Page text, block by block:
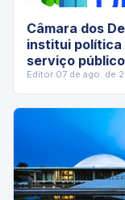
Câmara dos
institui política
serviço público
Editor·07 de ago. de